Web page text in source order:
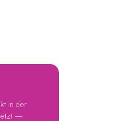
in der
—